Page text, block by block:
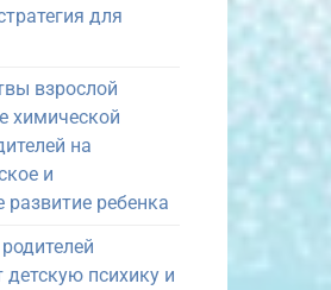
для
взрослой
химической
на
и
развитие ребенка
психику и